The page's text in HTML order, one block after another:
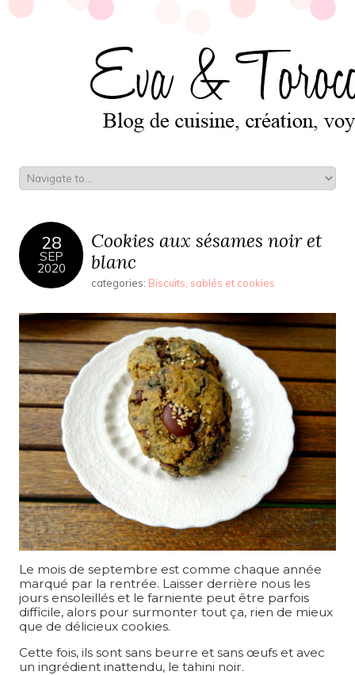
28
SEP
2020
Cookies aux sésames noir et
blanc
categories: Biscuits, sablés et cookies
Le mois de septembre est comme chaque année
marqué par la rentrée. Laisser derrière nous les
jours ensoleillés et le farniente peut être parfois
difficile, alors pour surmonter tout ça, rien de mieux
que de délicieux cookies.
Cette fois, ils sont sans beurre et sans œufs et avec
un ingrédient inattendu, le tahini noir.